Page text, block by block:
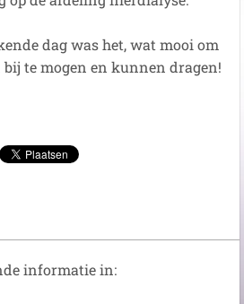
dag was het, wat mooi om
te mogen en kunnen dragen!
informatie in: